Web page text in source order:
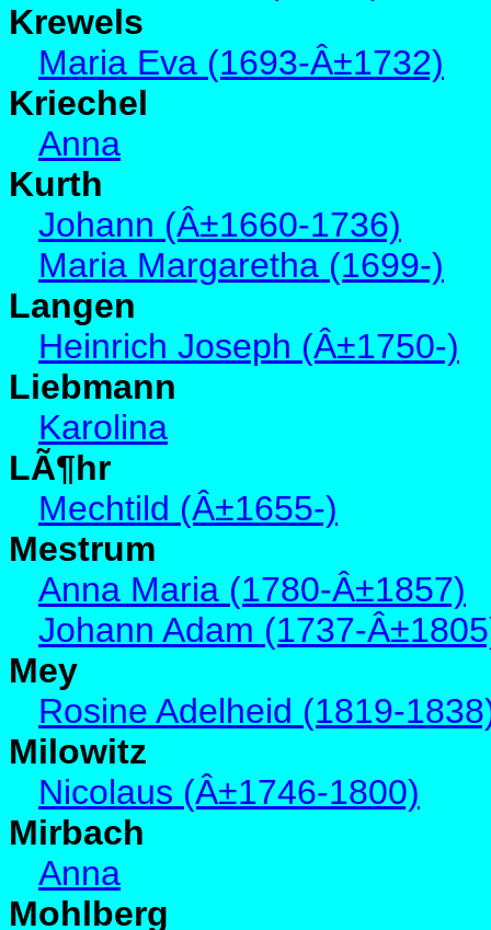
Krewels
Maria Eva (1693-Â±1732)
Kriechel
Anna
Kurth
Johann (Â±1660-1736)
Maria Margaretha (1699-)
Langen
Heinrich Joseph (Â±1750-)
Liebmann
Karolina
LÃ¶hr
Mechtild (Â±1655-)
Mestrum
Anna Maria (1780-Â±1857)
Johann Adam (1737-
Mey
Rosine Adelheid (1819-
Milowitz
Nicolaus (Â±1746-1800)
Mirbach
Anna
Mohlberg